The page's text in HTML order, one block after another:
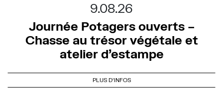
9.08.26
Journée Potagers ouverts –
Chasse au trésor végétale et
atelier d’estampe
PLUS D'INFOS